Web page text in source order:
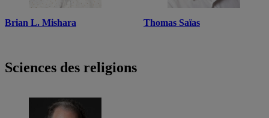
Brian L. Mishara Thomas Saïas
Sciences des religions